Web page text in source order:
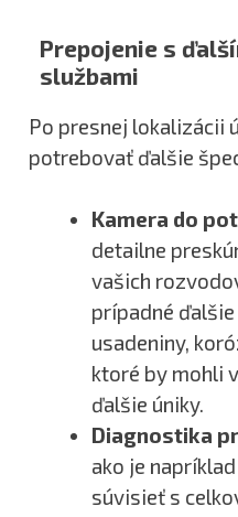
Prepojenie s
službami
Po presnej lokalizácii
potrebovať ďalšie
Kamera do
detailne
vašich
prípadné
usadeniny,
ktoré by mohli
ďalšie úniky.
Diagnostika
ako je
súvisieť s